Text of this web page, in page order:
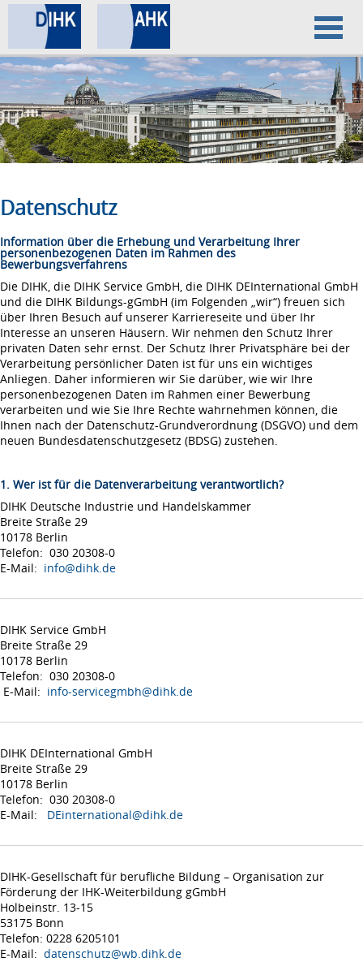
Home
Datenschutz
Impressum
Datenschutz
Information über die Erhebung und Verarbeitung Ihrer
personenbezogenen Daten im Rahmen des
Bewerbungsverfahrens
Die DIHK, die DIHK Service GmbH, die DIHK DEInternational GmbH
und die DIHK Bildungs-gGmbH (im Folgenden „wir“) freuen sich
über Ihren Besuch auf unserer Karriereseite und über Ihr
Interesse an unseren Häusern. Wir nehmen den Schutz Ihrer
privaten Daten sehr ernst. Der Schutz Ihrer Privatsphäre bei der
Verarbeitung persönlicher Daten ist für uns ein wichtiges
Anliegen. Daher informieren wir Sie darüber, wie wir Ihre
personenbezogenen Daten im Rahmen einer Bewerbung
verarbeiten und wie Sie Ihre Rechte wahrnehmen können, die
Ihnen nach der Datenschutz-Grundverordnung (DSGVO) und dem
neuen Bundesdatenschutzgesetz (BDSG) zustehen.
1. Wer ist für die Datenverarbeitung verantwortlich?
DIHK Deutsche Industrie und Handelskammer
Breite Straße 29
10178 Berlin
Telefon: 030 20308-0
E-Mail: info@dihk.de
DIHK Service GmbH
Breite Straße 29
10178 Berlin
Telefon: 030 20308-0
E-Mail: info-servicegmbh@dihk.de
DIHK DEInternational GmbH
Breite Straße 29
10178 Berlin
Telefon: 030 20308-0
E-Mail: DEinternational@dihk.de
DIHK-Gesellschaft für berufliche Bildung – Organisation zur
Förderung der IHK-Weiterbildung gGmbH
Holbeinstr. 13-15
53175 Bonn
Telefon: 0228 6205101
E-Mail: datenschutz@wb.dihk.de